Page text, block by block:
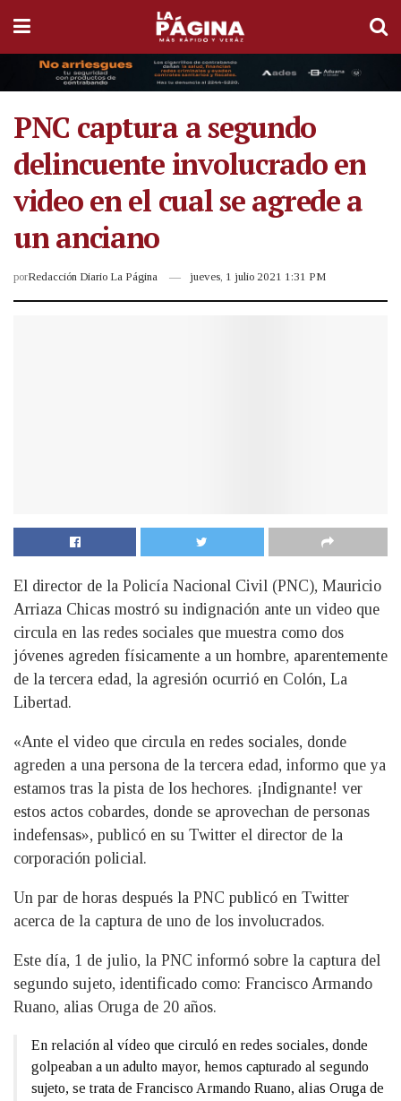
PNC captura a segundo
delincuente involucrado en
video en el cual se agrede a
un anciano
porRedacción Diario La Página jueves, 1 julio 2021 1:31 PM
El director de la Policía Nacional Civil (PNC), Mauricio
Arriaza Chicas mostró su indignación ante un video que
circula en las redes sociales que muestra como dos
jóvenes agreden físicamente a un hombre, aparentemente
de la tercera edad, la agresión ocurrió en Colón, La
Libertad.
«Ante el video que circula en redes sociales, donde
agreden a una persona de la tercera edad, informo que ya
estamos tras la pista de los hechores. ¡Indignante! ver
estos actos cobardes, donde se aprovechan de personas
indefensas», publicó en su Twitter el director de la
corporación policial.
Un par de horas después la PNC publicó en Twitter
acerca de la captura de uno de los involucrados.
Este día, 1 de julio, la PNC informó sobre la captura del
segundo sujeto, identificado como: Francisco Armando
Ruano, alias Oruga de 20 años.
En relación al vídeo que circuló en redes sociales, donde
golpeaban a un adulto mayor, hemos capturado al segundo
sujeto, se trata de Francisco Armando Ruano, alias Oruga de